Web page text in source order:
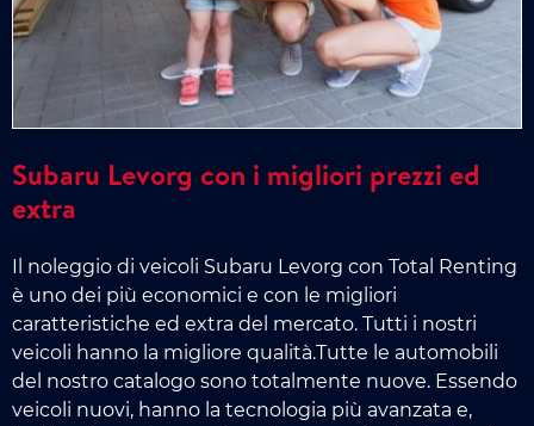
Subaru Levorg con i migliori prezzi ed
extra
Il noleggio di veicoli Subaru Levorg con Total Renting
è uno dei più economici e con le migliori
caratteristiche ed extra del mercato. Tutti i nostri
veicoli hanno la migliore qualità.Tutte le automobili
del nostro catalogo sono totalmente nuove. Essendo
veicoli nuovi, hanno la tecnologia più avanzata e,